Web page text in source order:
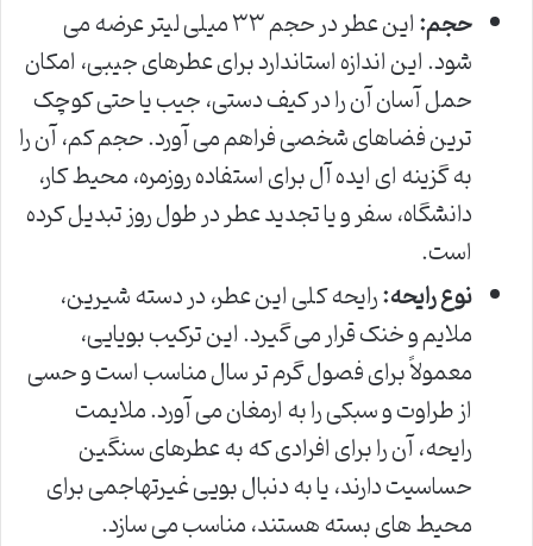
حجم:
این عطر در حجم ۳۳ میلی لیتر عرضه می
شود. این اندازه استاندارد برای عطرهای جیبی، امکان
حمل آسان آن را در کیف دستی، جیب یا حتی کوچک
ترین فضاهای شخصی فراهم می آورد. حجم کم، آن را
به گزینه ای ایده آل برای استفاده روزمره، محیط کار،
دانشگاه، سفر و یا تجدید عطر در طول روز تبدیل کرده
است.
نوع رایحه:رایحه کلی این عطر، در دسته شیرین،
ملایم و خنک قرار می گیرد. این ترکیب بویایی،
معمولاً برای فصول گرم تر سال مناسب است و حسی
از طراوت و سبکی را به ارمغان می آورد. ملایمت
رایحه، آن را برای افرادی که به عطرهای سنگین
حساسیت دارند، یا به دنبال بویی غیرتهاجمی برای
محیط های بسته هستند، مناسب می سازد.